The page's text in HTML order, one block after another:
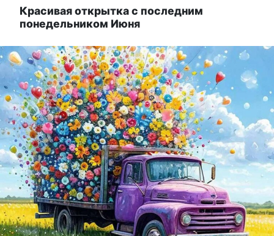
Красивая открытка с последним
понедельником Июня